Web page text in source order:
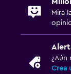
Aire libre
Terraza/patio
Terraza
Mira
¿Aún
Crea